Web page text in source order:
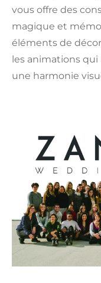
vous offre des
magique et
éléments de
les animations
une harmonie